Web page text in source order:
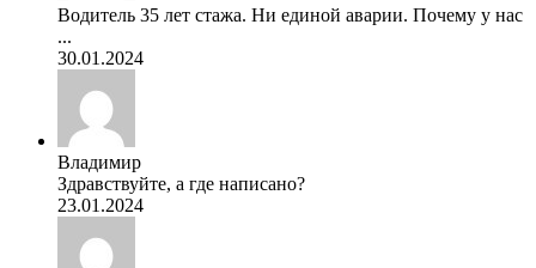
Водитель 35 лет стажа. Ни единой аварии. Почему у нас
...
30.01.2024
Владимир
Здравствуйте, а где написано?
23.01.2024